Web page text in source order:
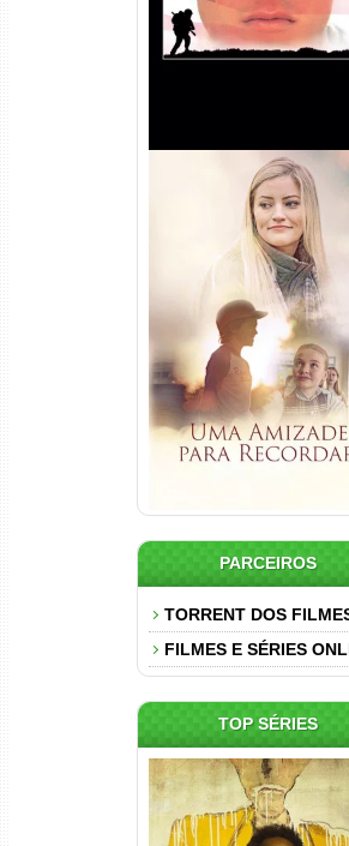
Uma Amizade para
Torrent (2025) WEB-DL
Dual Áudio
PARCEIROS
TORRENT DOS
FILMES E SÉRIES
TOP SÉRIES